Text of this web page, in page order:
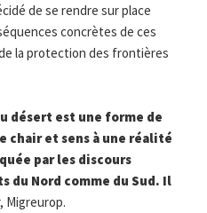
de se rendre sur place
concrètes de ces
la protection des frontières
désert est une forme de
chair et sens à une réalité
par les discours
du Nord comme du Sud. Il
Migreurop.